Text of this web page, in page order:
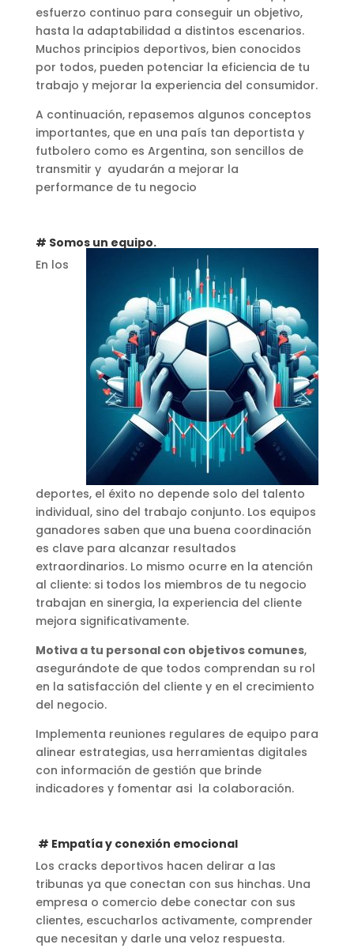
esfuerzo continuo para conseguir un objetivo,
hasta la adaptabilidad a distintos escenarios.
Muchos principios deportivos, bien conocidos
por todos, pueden potenciar la eficiencia de tu
trabajo y mejorar la experiencia del consumidor.
A continuación, repasemos algunos conceptos
importantes, que en una país tan deportista y
futbolero como es Argentina, son sencillos de
transmitir y ayudarán a mejorar la
performance de tu negocio
# Somos un equipo.
En los
deportes, el éxito no depende solo del talento
individual, sino del trabajo conjunto. Los equipos
ganadores saben que una buena coordinación
es clave para alcanzar resultados
extraordinarios. Lo mismo ocurre en la atención
al cliente: si todos los miembros de tu negocio
trabajan en sinergia, la experiencia del cliente
mejora significativamente.
Motiva a tu personal con objetivos comunes,
asegurándote de que todos comprendan su rol
en la satisfacción del cliente y en el crecimiento
del negocio.
Implementa reuniones regulares de equipo para
alinear estrategias, usa herramientas digitales
con información de gestión que brinde
indicadores y fomentar asi la colaboración.
# Empatía y conexión emocional
Los cracks deportivos hacen delirar a las
tribunas ya que conectan con sus hinchas. Una
empresa o comercio debe conectar con sus
clientes, escucharlos activamente, comprender
que necesitan y darle una veloz respuesta.